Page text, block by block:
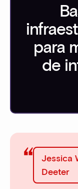
para
de
Jessica
Deeter